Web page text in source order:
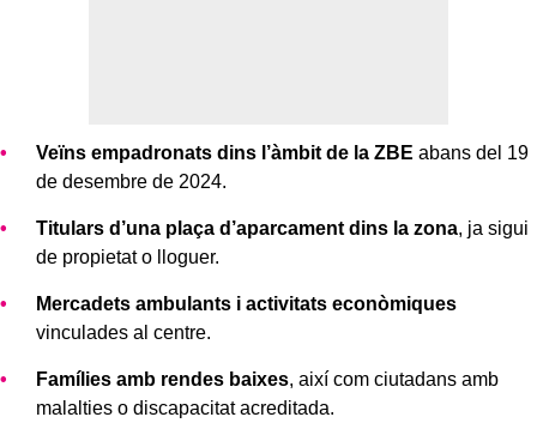
Veïns empadronats dins l’àmbit de la ZBE abans del 19
de desembre de 2024.
Titulars d’una plaça d’aparcament dins la zona, ja sigui
de propietat o lloguer.
Mercadets ambulants i activitats econòmiques
vinculades al centre.
Famílies amb rendes baixes, així com ciutadans amb
malalties o discapacitat acreditada.